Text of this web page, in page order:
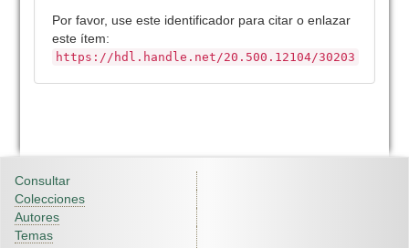
Por favor, use este identificador para citar o enlazar
este ítem:
https://hdl.handle.net/20.500.12104/30203
Consultar
Colecciones
Autores
Temas